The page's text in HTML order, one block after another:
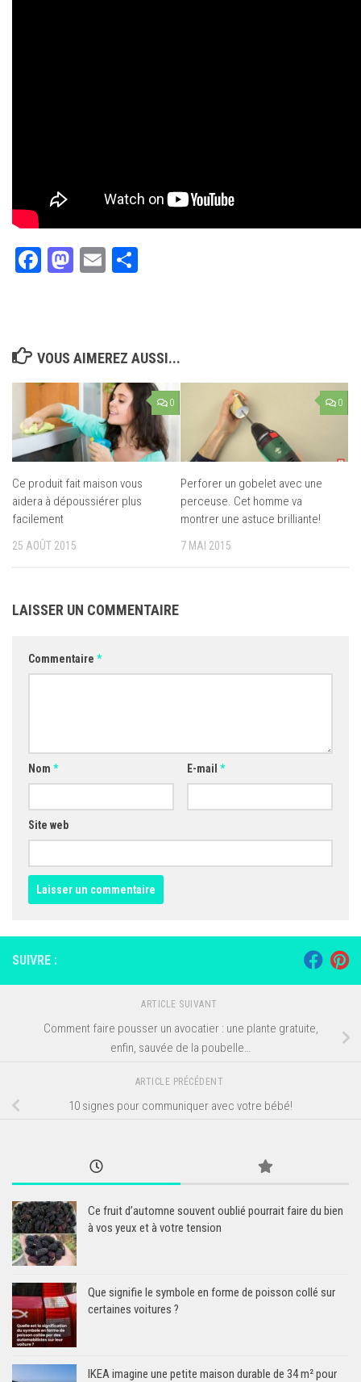
Facebook
Mastodon
Email
VOUS AIMEREZ AUSSI...
0
Ce produit fait maison vous
aidera à dépoussiérer plus
facilement
25 AOÛT 2015
0
Perforer un gobelet avec une
perceuse. Cet homme va
montrer une astuce brilliante!
7 MAI 2015
LAISSER UN COMMENTAIRE
Commentaire *
Nom * E-mail *
Site web
SUIVRE :
ARTICLE SUIVANT
Comment faire pousser un avocatier : une plante gratuite,
enfin, sauvée de la poubelle…
ARTICLE PRÉCÉDENT
10 signes pour communiquer avec votre bébé!
Ce fruit d’automne souvent oublié pourrait faire du bien
à vos yeux et à votre tension
Que signifie le symbole en forme de poisson collé sur
certaines voitures ?
IKEA imagine une petite maison durable de 34 m² pour